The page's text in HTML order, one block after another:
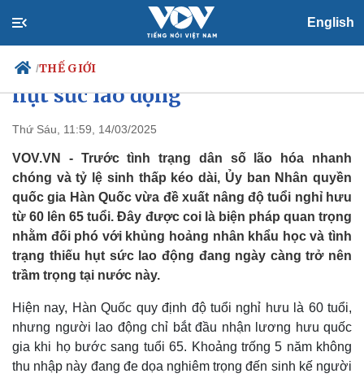
English
/THẾ GIỚI
Chính trị
Đảng
Tổ chức nhân sự
Quốc hội
Nhận diện sự thật
Xã hội
Tin 24h
Dự báo thời tiết
Giáo dục
Dấu ấn VOV
Việc làm
Biển đảo
Hàn Quốc đối phó với khủng
hoảng nhân khẩu học và thiếu
hụt sức lao động
Thứ Sáu, 11:59, 14/03/2025
VOV.VN - Trước tình trạng dân số lão hóa nhanh
chóng và tỷ lệ sinh thấp kéo dài, Ủy ban Nhân quyền
quốc gia Hàn Quốc vừa đề xuất nâng độ tuổi nghỉ hưu
từ 60 lên 65 tuổi. Đây được coi là biện pháp quan trọng
nhằm đối phó với khủng hoảng nhân khẩu học và tình
trạng thiếu hụt sức lao động đang ngày càng trở nên
trầm trọng tại nước này.
Hiện nay, Hàn Quốc quy định độ tuổi nghỉ hưu là 60 tuổi,
nhưng người lao động chỉ bắt đầu nhận lương hưu quốc
gia khi họ bước sang tuổi 65. Khoảng trống 5 năm không
thu nhập này đang đe dọa nghiêm trọng đến sinh kế người